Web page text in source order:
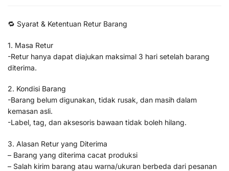
🔁 Syarat & Ketentuan Retur Barang
1. Masa Retur
-Retur hanya dapat diajukan maksimal 3 hari setelah barang
diterima.
2. Kondisi Barang
-Barang belum digunakan, tidak rusak, dan masih dalam
kemasan asli.
-Label, tag, dan aksesoris bawaan tidak boleh hilang.
3. Alasan Retur yang Diterima
– Barang yang diterima cacat produksi
– Salah kirim barang atau warna/ukuran berbeda dari pesanan